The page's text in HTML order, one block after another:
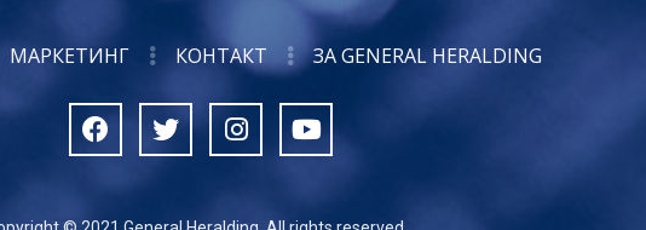
МАРКЕТИНГ КОНТАКТ ЗА GENERAL HERALDING